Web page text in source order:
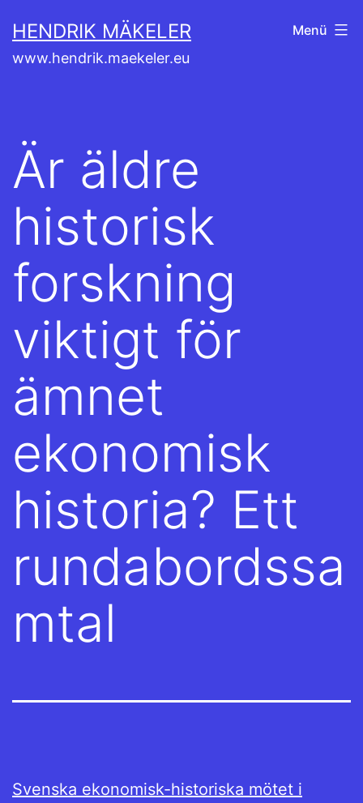
Inhalt
springen
HENDRIK MÄKELER
www.hendrik.maekeler.eu
Menü
Är äldre
historisk
forskning
viktigt för
ämnet
ekonomisk
historia? Ett
rundabordssa
mtal
Svenska ekonomisk-historiska mötet i